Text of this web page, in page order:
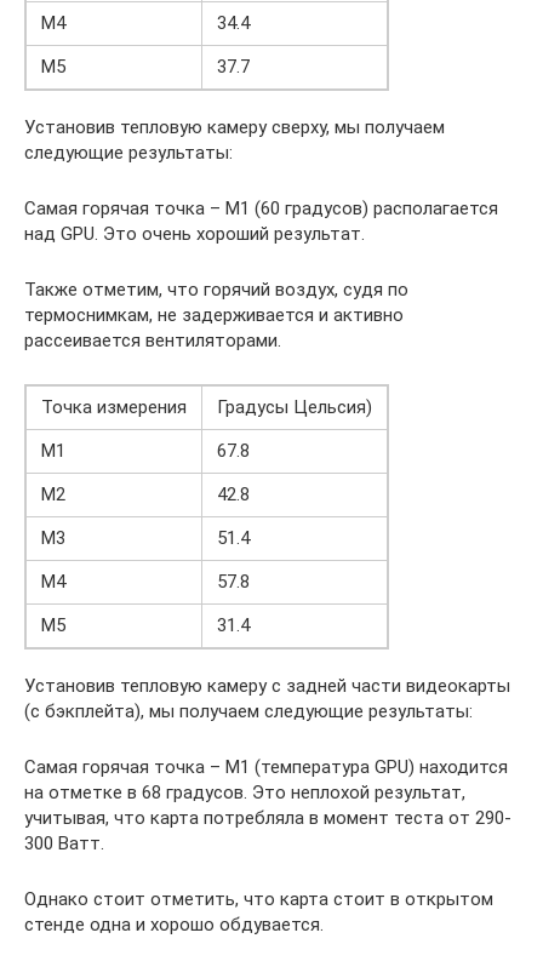
M4
34.4
M5
37.7
Установив тепловую камеру сверху, мы получаем
следующие результаты:
Самая горячая точка – M1 (60 градусов) располагается
над GPU. Это очень хороший результат.
Также отметим, что горячий воздух, судя по
термоснимкам, не задерживается и активно
рассеивается вентиляторами.
Точка измерения
Градусы Цельсия)
M1
67.8
M2
42.8
M3
51.4
M4
57.8
M5
31.4
Установив тепловую камеру с задней части видеокарты
(с бэкплейта), мы получаем следующие результаты:
Самая горячая точка – M1 (температура GPU) находится
на отметке в 68 градусов. Это неплохой результат,
учитывая, что карта потребляла в момент теста от 290-
300 Ватт.
Однако стоит отметить, что карта стоит в открытом
стенде одна и хорошо обдувается.